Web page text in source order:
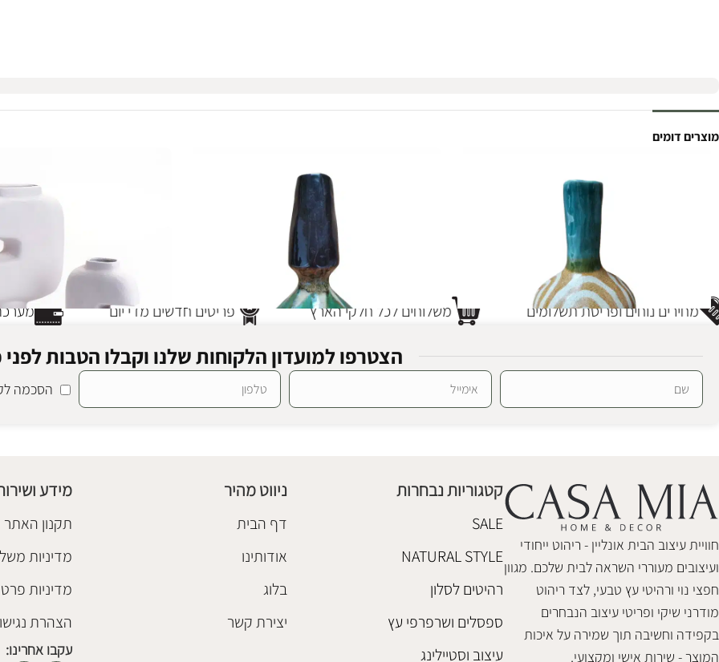
מוצרים דומים
ואזה אינדיגו כאמל
הוספה לסל
ואזה אינדיגו קוני
הוספה לסל
SALE
פריטים חדשים מדי יום משלוחים לכל חלקי הארץ מחירים נוחים ופריסת תשלומים
הצטרפו למועדון הלקוחות שלנו וקבלו הטבות
הסכמה
חוויית עיצוב הבית אונליין - ריהוט ייחודי
ועיצובים מעוררי השראה לבית שלכם. מגוון
חפצי נוי ורהיטי עץ טבעי, לצד ריהוט
מודרני שיקי ופריטי עיצוב הנבחרים
בקפידה וחשיבה תוך שמירה על איכות
המוצר - שירות אישי ומקצועי.
קטגוריות נבחרות
SALE
NATURAL STYLE
רהיטים לסלון
ספסלים ושרפרפי עץ
עיצוב וסטיילינג
ניווט מהיר
דף הבית
אודותינו
בלוג
יצירת קשר
מידע
תקנון האתר
מדיניות
מדיניות
הצהרת
עקבו אחרינו: